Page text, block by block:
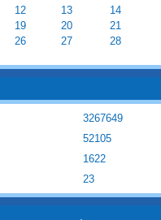
12 13 14
19 20 21
26 27 28
23
3267649
52105
1622